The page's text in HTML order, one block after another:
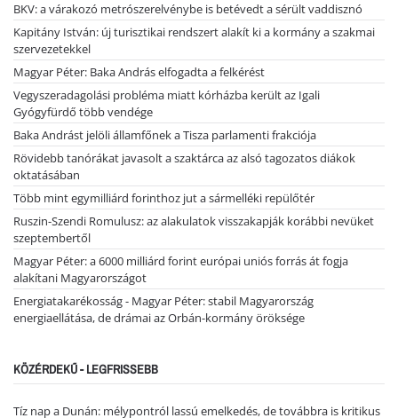
BKV: a várakozó metrószerelvénybe is betévedt a sérült vaddisznó
Kapitány István: új turisztikai rendszert alakít ki a kormány a szakmai
szervezetekkel
Magyar Péter: Baka András elfogadta a felkérést
Vegyszeradagolási probléma miatt kórházba került az Igali
Gyógyfürdő több vendége
Baka Andrást jelöli államfőnek a Tisza parlamenti frakciója
Rövidebb tanórákat javasolt a szaktárca az alsó tagozatos diákok
oktatásában
Több mint egymilliárd forinthoz jut a sármelléki repülőtér
Ruszin-Szendi Romulusz: az alakulatok visszakapják korábbi nevüket
szeptembertől
Magyar Péter: a 6000 milliárd forint európai uniós forrás át fogja
alakítani Magyarországot
Energiatakarékosság - Magyar Péter: stabil Magyarország
energiaellátása, de drámai az Orbán-kormány öröksége
KÖZÉRDEKŰ - LEGFRISSEBB
Tíz nap a Dunán: mélypontról lassú emelkedés, de továbbra is kritikus